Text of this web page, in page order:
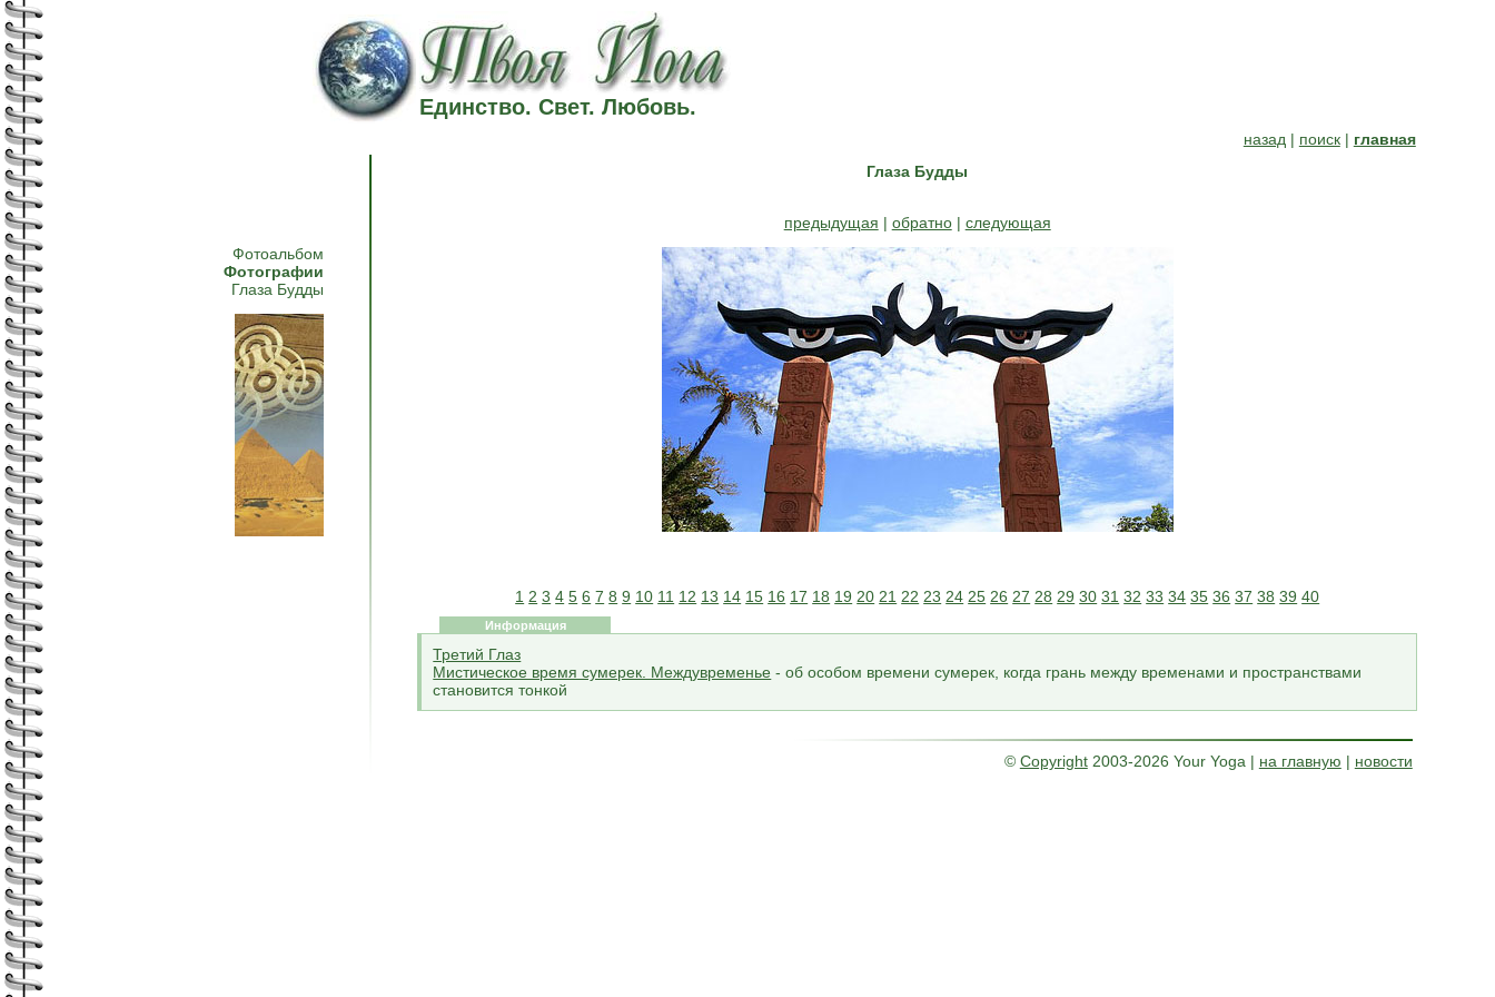
Единство. Свет. Любовь.
назад | поиск| главная
Фотоальбом
Фотографии
Глаза Будды
Глаза Будды
предыдущая | обратно| следующая
1 2 3 4 5 6 7 8 9 10 11 12 13 14 15 16 17 18 19 20 21 22 23 24 25 26 27 28 29 30 31 32 33 34 35 36 37 38 39 40
Информация
Третий Глаз
Мистическое время сумерек. Междувременье - об особом времени сумерек, когда грань между временами и пространствами
становится тонкой
© Copyright2003-2026 Your Yoga | на главную | новости